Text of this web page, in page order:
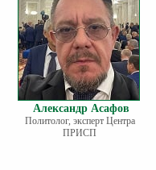
Александр Асафов
Политолог, эксперт Центра
ПРИСП